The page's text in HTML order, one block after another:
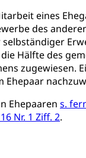
eines
des
selbständiger
Hälfte des
zugewiesen.
Ehepaar
Ehepaaren s.
Nr. 1 Ziff. 2.
Militär
Schweizer Armee